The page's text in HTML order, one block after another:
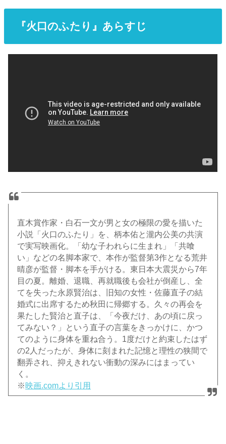
『火口のふたり』あらすじ
直木賞作家・白石一文が男と女の極限の愛を描いた
小説「火口のふたり」を、柄本佑と瀧内公美の共演
で実写映画化。「幼な子われらに生まれ」「共喰
い」などの名脚本家で、本作が監督第3作となる荒井
晴彦が監督・脚本を手がける。東日本大震災から7年
目の夏。離婚、退職、再就職後も会社が倒産し、全
てを失った永原賢治は、旧知の女性・佐藤直子の結
婚式に出席するため秋田に帰郷する。久々の再会を
果たした賢治と直子は、「今夜だけ、あの頃に戻っ
てみない？」という直子の言葉をきっかけに、かつ
てのように身体を重ね合う。1度だけと約束したはず
の2人だったが、身体に刻まれた記憶と理性の狭間で
翻弄され、抑えきれない衝動の深みにはまってい
く。
※映画.comより引用